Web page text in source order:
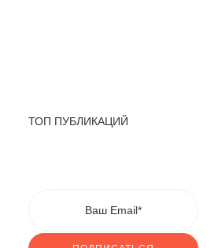
ТОП ПУБЛИКАЦИЙ